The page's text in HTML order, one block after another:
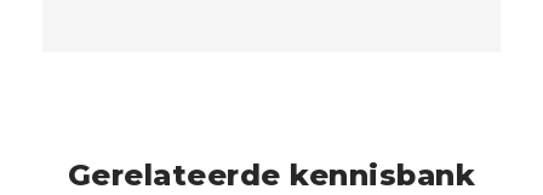
Gerelateerde kennisbank